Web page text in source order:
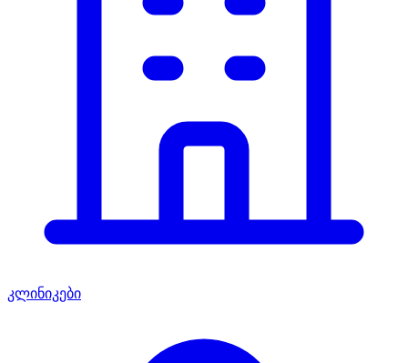
კლინიკები